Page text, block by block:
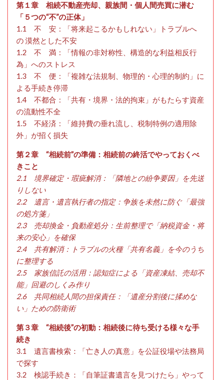
第１章 相続不動産売却、親族間・個人間売買に潜む
「５つの“不”の正体」
1.1 不 安：「将来起こるかもしれない」トラブルへ
の 漠然とした不安
1.2 不 満：「情報の非対称性、構造的な利益相反行
為」へのストレス
1.3 不 便：「複雑な法規制、物理的・心理的制約」に
よる手続き停滞
1.4 不都合：「共有・境界・法的拘束」がもたらす資産
の流動性不全
1.5 不経済：「維持費の垂れ流し、税制特例の適用除
外」が招く損失
第２章 “相続前”の準備：相続前の終活でやっておくべ
きこと
2.1 境界確定・瑕疵解消：「隣地との紛争要因」を先送
りしない
2.2 遺言・遺言執行者の指定：争族を未然に防ぐ「最強
の処方箋」
2.3 売却換金・負動産処分：生前整理で「納税資金・将
来の安心」を確保
2.4 共有解消：トラブルの火種「共有名義」を今のうち
に整理する
2.5 家族信託の活用：認知症による「資産凍結、売却不
能」回避のしくみ作り
2.6 共同相続人間の担保責任：「遺産分割後に揉めな
い」ための防衛術
第３章 “相続後”の初動：相続後に待ち受ける様々な手
続き
3.1 遺言書検索：「亡き人の真意」を公証役場や法務局
で探す
3.2 検認手続き：「自筆証書遺言を見つけたら」やって